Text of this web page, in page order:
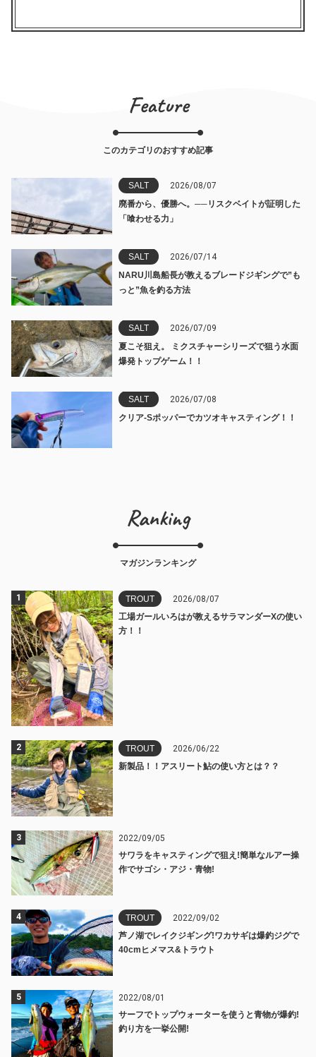
Feature
このカテゴリのおすすめ記事
SALT
2026/08/07
廃番から、優勝へ。──リスクベイトが証明した
「喰わせる力」
SALT
2026/07/14
NARU川島船長が教えるブレードジギングで”も
っと”魚を釣る方法
SALT
2026/07/09
夏こそ狙え。 ミクスチャーシリーズで狙う水面
爆発トップゲーム！！
SALT
2026/07/08
クリア-Sポッパーでカツオキャスティング！！
Ranking
マガジンランキング
1 TROUT
2026/08/07
工場ガールいろはが教えるサラマンダーXの使い
方！！
2 TROUT
2026/06/22
新製品！！アスリート鮎の使い方とは？？
3
2022/09/05
サワラをキャスティングで狙え!簡単なルアー操
作でサゴシ・アジ・青物!
4 TROUT
2022/09/02
芦ノ湖でレイクジギング!ワカサギは爆釣ジグで
40cmヒメマス&トラウト
5
2022/08/01
サーフでトップウォーターを使うと青物が爆釣!
釣り方を一挙公開!